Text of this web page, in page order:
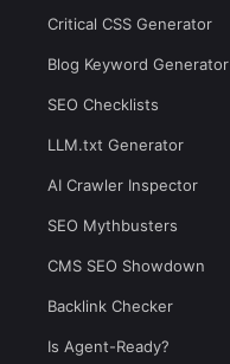
Critical CSS Generator
Blog Keyword Generator
SEO Checklists
LLM.txt Generator
AI Crawler Inspector
SEO Mythbusters
CMS SEO Showdown
Backlink Checker
Is Agent-Ready?